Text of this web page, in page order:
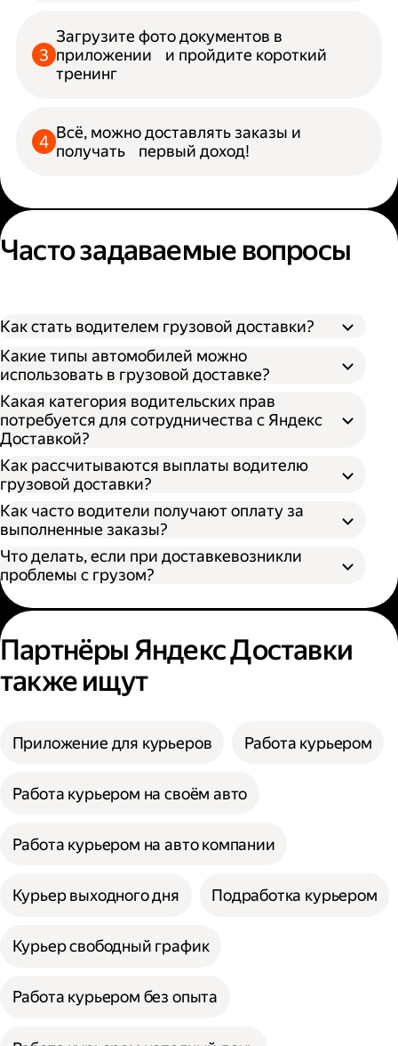
Загрузите фото документов в
приложении и пройдите короткий
тренинг
Всё, можно доставлять заказы и
получать первый доход!
Часто задаваемые вопросы
Как стать водителем грузовой доставки?
Какие типы автомобилей можно
использовать в грузовой доставке?
S — от 170 × 100 × 90 см
M — от 260 × 130 × 150 см
L — от 380 × 180 × 180 см
XL — от 400 × 190 × 200 см
Какая категория водительских прав
потребуется для сотрудничества с Яндекс
Доставкой?
Как рассчитываются выплаты водителю
грузовой доставки?
Как часто водители получают оплату за
выполненные заказы?
Что делать, если при доставкевозникли
проблемы с грузом?
Партнёры Яндекс Доставки
также ищут
Приложение для курьеров Работа курьером
Работа курьером на своём авто
Работа курьером на авто компании
Курьер выходного дня Подработка курьером
Курьер свободный график
Работа курьером без опыта